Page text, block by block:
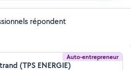
répondent
Auto-entrepreneur
(TPS ENERGIE)